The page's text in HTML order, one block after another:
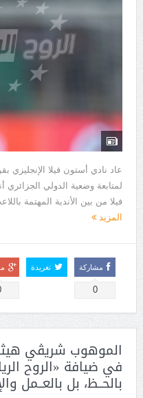
عاد نادي أستون فيلا الإنجليزي
لمتابعة وضعية الدولي
فيلا من بين الأندية المهتمة
المزيد
مشاركة
0
تغريدة
الموهوب شريڤي
في ضيافة «الروح
بالحــظ، بل بالعــمل